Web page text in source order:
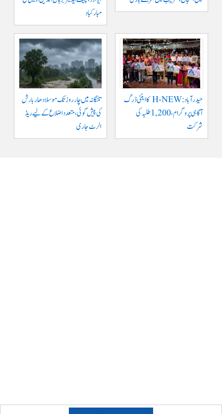
مبارکباد
حیدرآباد: H-NEW کا اینٹی ڈرگ
آگاہی پروگرام، 1,200 طلبہ کی
شرکت
تلنگانہ میں چار روز تک موسلادھار بارش
کی پیش گوئی، متعدد اضلاع کے لیے ریڈ
الرٹ جاری